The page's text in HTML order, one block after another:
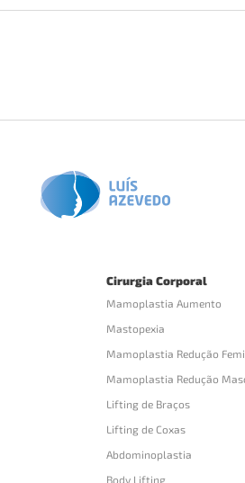
Cirurgia Corporal
Mamoplastia Aumento
Mastopexia
Mamoplastia Redução
Mamoplastia Redução
Lifting de Braços
Lifting de Coxas
Abdominoplastia
Body Lifting